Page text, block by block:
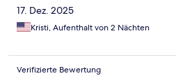
17. Dez. 2025
Kristi, Aufenthalt von 2 Nächten
Verifizierte Bewertung